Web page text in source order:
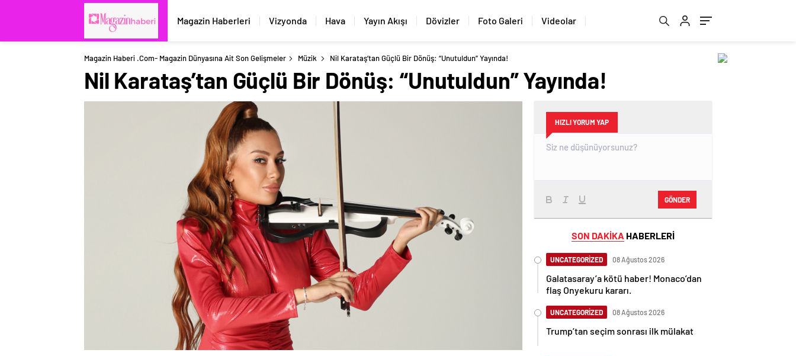
Magazin Haberleri Vizyonda Hava Yayın Akışı Dövizler Foto Galeri Videolar
Magazin Haberi .com- Magazin Dünyasına Ait Son Gelişmeler Müzik Nil Karataş’tan Güçlü Bir Dönüş: “Unutuldun” Yayında!
Nil Karataş’tan Güçlü Bir Dönüş: “Unutuldun” Yayında!
HIZLI YORUM YAP
GÖNDER
SON DAKİKA HABERLERİ
UNCATEGORİZED 08 Ağustos 2026
Galatasaray’a kötü haber! Monaco’dan
flaş Onyekuru kararı.
UNCATEGORİZED 08 Ağustos 2026
Trump’tan seçim sonrası ilk mülakat